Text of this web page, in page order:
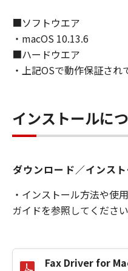
ンツデータ」を頒布
または譲渡すること
「コンテンツデータ
れたそれらのもの（
す。）を、お客様自
を商業的目的のため
し、複製させ、頒布
び利用につき一切の
に基づくお客様によ
利用もしくはこれら
第三者との間の紛争
を負わないものとしま
お客様は、バックア
ウェア」を合理的な
■ソフトウエア
・macOS 10.13.6
■ハードウエア
・上記OSで動作保証さ
インストールに
ダウンロード／インス
・インストール方法や使
ガイドを参照してください
Fax Driver for